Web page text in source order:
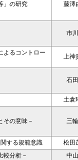
」の研究 藤澤
市
よるコントロー
上神
石
土倉
その意味－ 三
する規範意識
松田
較分析－
中